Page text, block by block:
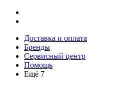
Доставка и оплата
Бренды
Сервисный центр
Помощь
Ещё 7